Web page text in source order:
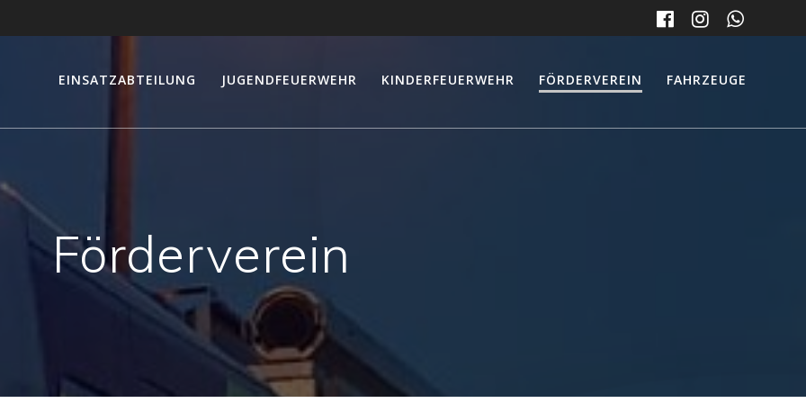
EINSATZABTEILUNG JUGENDFEUERWEHR KINDERFEUERWEHR FÖRDERVEREIN FAHRZEUGE
Förderverein